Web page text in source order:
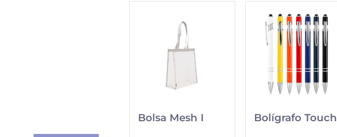
Bolsa Mesh I Bolígrafo Touch